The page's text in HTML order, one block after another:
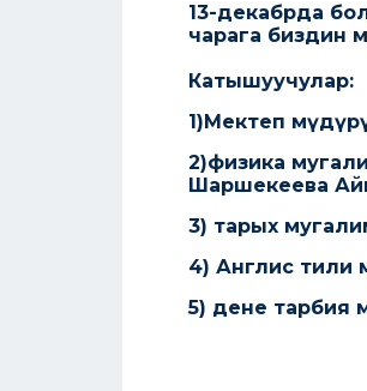
13-декабрда
чарага биздин
Катышуучулар:
1)Мектеп
2)физика
Шаршекеева
3) тарых
4) Англис тили
5) дене тарбия